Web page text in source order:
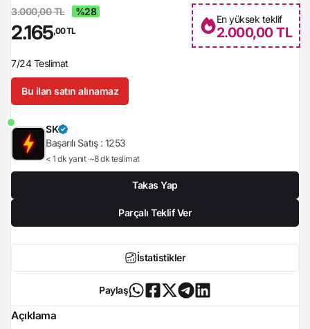
3.000,00 TL %28
2.165,00 TL
En yüksek teklif
2.000,00 TL
7/24 Teslimat
Bu ilan satın alınamaz
SK
Başarılı Satış : 1253
< 1 dk yanıt ~8 dk teslimat
Takas Yap
Parçalı Teklif Ver
İstatistikler
Paylaş
Açıklama